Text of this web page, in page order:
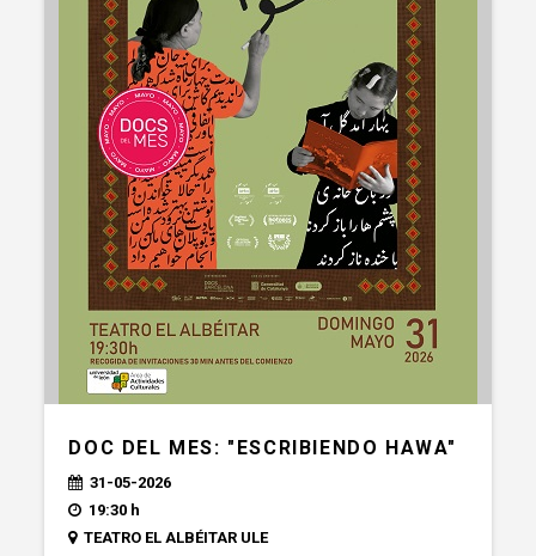
DOC DEL MES: "ESCRIBIENDO HAWA"
31-05-2026
19:30 h
TEATRO EL ALBÉITAR ULE